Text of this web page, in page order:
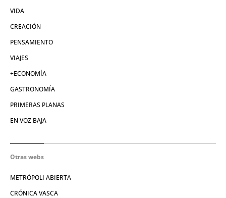
VIDA
CREACIÓN
PENSAMIENTO
VIAJES
+ECONOMÍA
GASTRONOMÍA
PRIMERAS PLANAS
EN VOZ BAJA
Otras webs
METRÓPOLI ABIERTA
CRÓNICA VASCA